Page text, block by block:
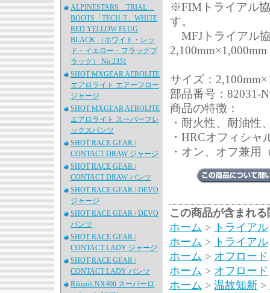
ALPINESTARS TRIAL
BOOTS「TECH-T」WHITE
RED YELLOW FLUG
BLACK （ホワイト・レッ
ド・イエロー・フラッグブ
ラック） No.2351
SHOT MXGEAR AEROLITE
エアロライト エアーフロー
ジャージ
SHOT MXGEAR AEROLITE
エアロライト スーパーフレ
ックスパンツ
SHOT RACE GEAR /
CONTACT DRAW ジャージ
SHOT RACE GEAR /
CONTACT DRAW パンツ
SHOT RACE GEAR / DEVO
ジャージ
SHOT RACE GEAR / DEVO
パンツ
SHOT RACE GEAR /
CONTACT LADY ジャージ
SHOT RACE GEAR /
CONTACT LADY パンツ
Rikizoh NX400 スーパーロ
※FIMトライアル
す。
MFJトライアル
2,100mm×1,000mm
サイズ：
部品番号：82031-
商品の特徴：
・耐火性、耐油性
・HRCオフィシャ
・オン、オフ兼用
この商品が含まれ
ホーム > トライアル
ホーム > トライアル
ホーム > オフロード
ホーム > オフロード
ホーム > 温故知新 >